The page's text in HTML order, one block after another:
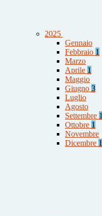
2025
Gennaio
Febbraio 1
Marzo
Aprile 1
Maggio
Giugno 3
Luglio
Agosto
Settembre 1
Ottobre 1
Novembre
Dicembre 1